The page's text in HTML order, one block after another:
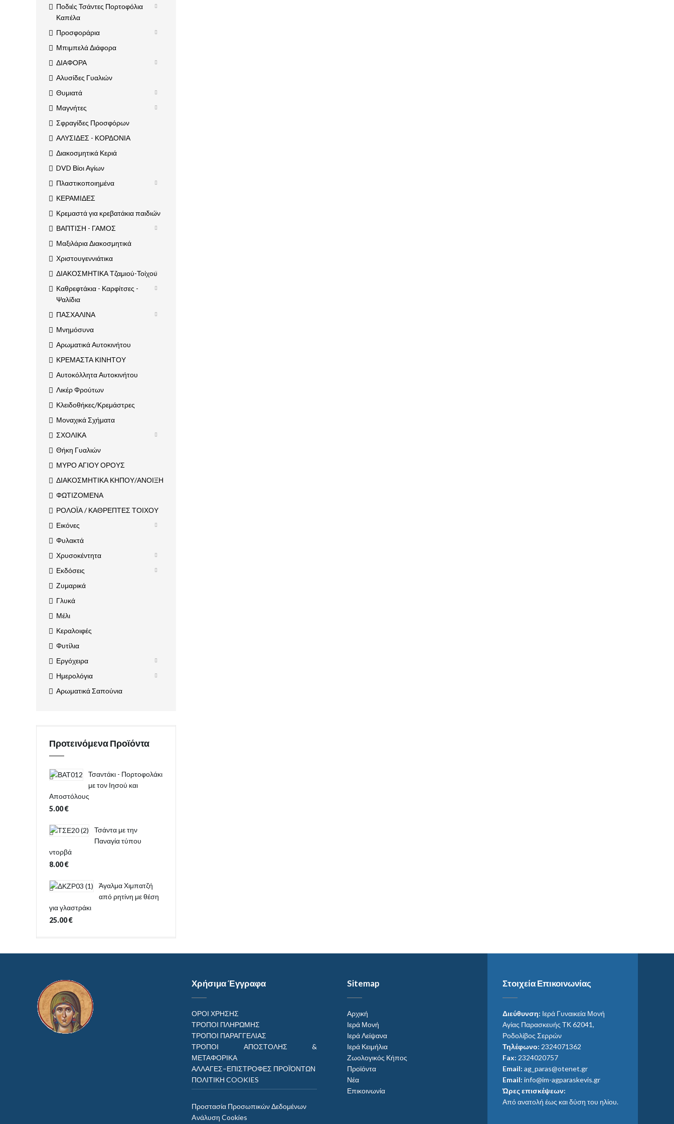
Ποδιές Τσάντες Πορτοφόλια
Καπέλα
Προσφοράρια
Μπιμπελά Διάφορα
ΔΙΑΦΟΡΑ
Αλυσίδες Γυαλιών
Θυμιατά
Μαγνήτες
Σφραγίδες Προσφόρων
ΑΛΥΣΙΔΕΣ - ΚΟΡΔΟΝΙΑ
Διακοσμητικά Κεριά
DVD Βίοι Αγίων
Πλαστικοποιημένα
ΚΕΡΑΜΙΔΕΣ
Κρεμαστά για κρεβατάκια παιδιών
ΒΑΠΤΙΣΗ - ΓΑΜΟΣ
Μαξιλάρια Διακοσμητικά
Χριστουγεννιάτικα
ΔΙΑΚΟΣΜΗΤΙΚΑ Τζαμιού-Τοίχου
Καθρεφτάκια - Καρφίτσες -
Ψαλίδια
ΠΑΣΧΑΛΙΝΑ
Μνημόσυνα
Αρωματικά Αυτοκινήτου
ΚΡΕΜΑΣΤΑ ΚΙΝΗΤΟΥ
Αυτοκόλλητα Αυτοκινήτου
Λικέρ Φρούτων
Κλειδοθήκες/Κρεμάστρες
Μοναχικά Σχήματα
ΣΧΟΛΙΚΑ
Θήκη Γυαλιών
ΜΥΡΟ ΑΓΙΟΥ ΟΡΟΥΣ
ΔΙΑΚΟΣΜΗΤΙΚΑ ΚΗΠΟΥ/ΑΝΟΙΞΗ
ΦΩΤΙΖΟΜΕΝΑ
ΡΟΛΟΪΑ / ΚΑΘΡΕΠΤΕΣ ΤΟΙΧΟΥ
Εικόνες
Φυλακτά
Χρυσοκέντητα
Εκδόσεις
Ζυμαρικά
Γλυκά
Μέλι
Κεραλοιφές
Φυτίλια
Εργόχειρα
Ημερολόγια
Αρωματικά Σαπούνια
Προτεινόμενα Προϊόντα
Τσαντάκι - Πορτοφολάκι
με τον Ιησού και
Αποστόλους
5.00€
Τσάντα με την
Παναγία τύπου
ντορβά
8.00€
Άγαλμα Χιμπατζή
από ρητίνη με θέση
για γλαστράκι
25.00€
Χρήσιμα Έγγραφα
ΟΡΟΙ ΧΡΗΣΗΣ
ΤΡΟΠΟΙ ΠΛΗΡΩΜΗΣ
ΤΡΟΠΟΙ ΠΑΡΑΓΓΕΛΙΑΣ
ΤΡΟΠΟΙ ΑΠΟΣΤΟΛΗΣ &
ΜΕΤΑΦΟΡΙΚΑ
ΑΛΛΑΓΕΣ–ΕΠΙΣΤΡΟΦΕΣ ΠΡΟΪΌΝΤΩΝ
ΠΟΛΙΤΙΚΗ COOKIES
Προστασία Προσωπικών Δεδομένων
Aνάλυση Cookies
Sitemap
Αρχική
Ιερά Μονή
Ιερά Λείψανα
Ιερά Κειμήλια
Ζωολογικός Κήπος
Προϊόντα
Νέα
Επικοινωνία
Στοιχεία Επικοινωνίας
Διεύθυνση: Ιερά Γυναικεία Μονή
Αγίας Παρασκευής ΤΚ 62041,
Ροδολίβος Σερρών
Τηλέφωνο: 2324071362
Fax: 2324020757
Email: ag_paras@otenet.gr
Email: info@im-agparaskevis.gr
Ώρες επισκέψεων:
Από ανατολή έως και δύση του ηλίου.